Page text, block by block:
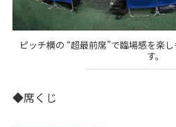
ピッチ横の “超最前席”で臨場感を楽
す。
◆席くじ